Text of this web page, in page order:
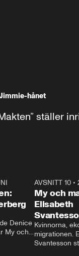
hånet
ställer
23:40
Denice
My och
AVSNITT 10 •
My och
Elisabeth
Kvinnorna,
migrationen.
Svantesson